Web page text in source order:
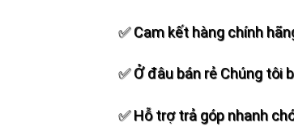
✅ Cam kết hàng chính
✅ Ở đâu bán rẻ Chúng tôi
✅ Hỗ trợ trả góp nhanh